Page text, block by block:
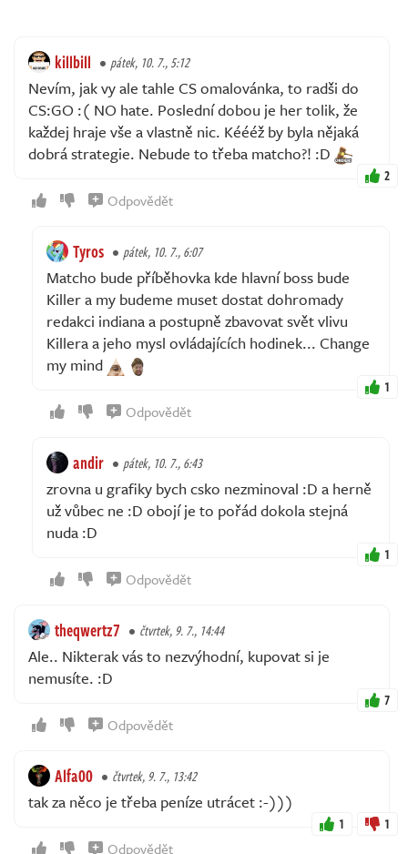
killbill pátek, 10. 7., 5:12
Nevím, jak vy ale tahle CS omalovánka, to radši do
CS:GO :( NO hate. Poslední dobou je her tolik, že
každej hraje vše a vlastně nic. Kéééž by byla nějaká
dobrá strategie. Nebude to třeba matcho?! :D
2
Odpovědět
Tyros pátek, 10. 7., 6:07
Matcho bude příběhovka kde hlavní boss bude
Killer a my budeme muset dostat dohromady
redakci indiana a postupně zbavovat svět vlivu
Killera a jeho mysl ovládajících hodinek... Change
my mind
1
Odpovědět
andir pátek, 10. 7., 6:43
zrovna u grafiky bych csko nezminoval :D a herně
už vůbec ne :D obojí je to pořád dokola stejná
nuda :D
1
Odpovědět
theqwertz7 čtvrtek, 9. 7., 14:44
Ale.. Nikterak vás to nezvýhodní, kupovat si je
nemusíte. :D
7
Odpovědět
Alfa00 čtvrtek, 9. 7., 13:42
tak za něco je třeba peníze utrácet :-)))
1 1
Odpovědět